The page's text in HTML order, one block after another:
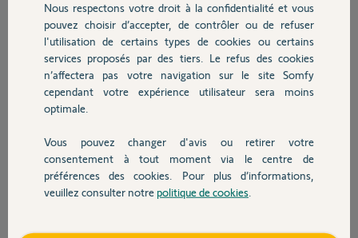
Chauffage
Autres produits
Devis avec un pro
Contact
installation avec iphone 6
Box SFR fibre
on suit tous les prerequis comme indiqué en imaginant que c'est le
wifi 5ghz qui a posé problème, ben non
visiblement le link se connecte en wifi a la box suivant l'application et
visible sur l'affichage de la box mais ensuite on attend en regardant
des dessins qui affichent des ondes pour finir en echec.
avec ipad, on a
parfois une reponse immediate apres la connexion du link au wifi
avec une image qui signale un succes puis en appuyant sur suivant
retour au menu du depart (install home alarm etc...)
parfois on voit sur les autres appareils un nouveau reseau wifi qui
Nous respectons votre droit à la confidentialité et vous
pouvez choisir d’accepter, de contrôler ou de refuser
l'utilisation de certains types de cookies ou certains
services proposés par des tiers. Le refus des cookies
n’affectera pas votre navigation sur le site Somfy
cependant votre expérience utilisateur sera moins
optimale.
Vous pouvez changer d'avis ou retirer votre
consentement à tout moment via le centre de
préférences des cookies. Pour plus d’informations,
veuillez consulter notre politique de cookies